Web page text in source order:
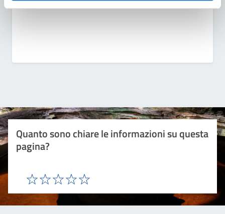
Quanto sono chiare le informazioni su questa
pagina?
Valuta 5 stelle su 5
Valuta 4 stelle su 5
Valuta 3 stelle su 5
Valuta 2 stelle su 5
Valuta 1 stelle su 5